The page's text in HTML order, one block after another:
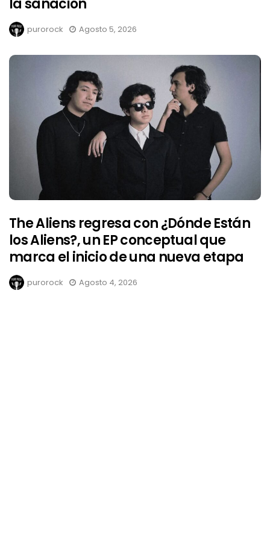
la sanación
purorock Agosto 5, 2026
The Aliens regresa con ¿Dónde Están
los Aliens?, un EP conceptual que
marca el inicio de una nueva etapa
purorock Agosto 4, 2026